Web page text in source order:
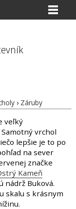
› Záruby
veľký
vrchol
lepšie je to po
na sever
značke
Kameň
nádrž Buková.
skalu s krásnym